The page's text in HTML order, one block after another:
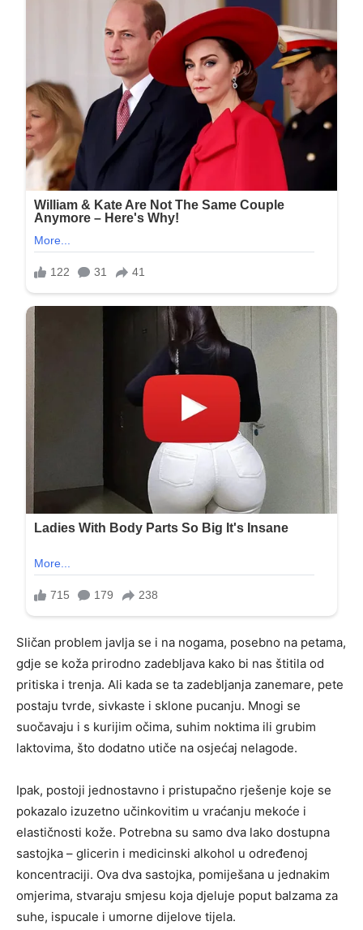
Sličan problem javlja se i na nogama, posebno na petama,
gdje se koža prirodno zadebljava kako bi nas štitila od
pritiska i trenja. Ali kada se ta zadebljanja zanemare, pete
postaju tvrde, sivkaste i sklone pucanju. Mnogi se
suočavaju i s kurijim očima, suhim noktima ili grubim
laktovima, što dodatno utiče na osjećaj nelagode.
Ipak, postoji jednostavno i pristupačno rješenje koje se
pokazalo izuzetno učinkovitim u vraćanju mekoće i
elastičnosti kože. Potrebna su samo dva lako dostupna
sastojka – glicerin i medicinski alkohol u određenoj
koncentraciji. Ova dva sastojka, pomiješana u jednakim
omjerima, stvaraju smjesu koja djeluje poput balzama za
suhe, ispucale i umorne dijelove tijela.